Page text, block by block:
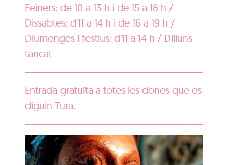
Feiners: de 10 a 13 h i de 15 a 18 h /
Dissabtes: d'11 a 14 h i de 16 a 19 h /
Diumenges i festius: d'11 a 14 h / Dilluns
tancat
Entrada gratuïta a totes les dones que es
diguin Tura.